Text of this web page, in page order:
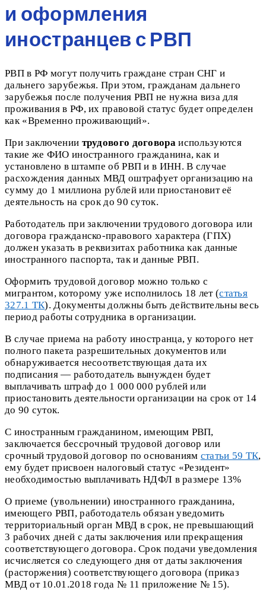
и оформления
иностранцев с РВП
РВП в РФ могут получить граждане стран СНГ и
дальнего зарубежья. При этом, гражданам дальнего
зарубежья после получения РВП не нужна виза для
проживания в РФ, их правовой статус будет определен
как «Временно проживающий».
При заключении трудового договораиспользуются
такие же ФИО иностранного гражданина, как и
установлено в штампе об РВП и в ИНН. В случае
расхождения данных МВД оштрафует организацию на
сумму до 1 миллиона рублей или приостановит её
деятельность на срок до 90 суток.
Работодатель при заключении трудового договора или
договора гражданско-правового характера (ГПХ)
должен указать в реквизитах работника как данные
иностранного паспорта, так и данные РВП.
Оформить трудовой договор можно только с
мигрантом, которому уже исполнилось 18 лет (статья
327.1 ТК). Документы должны быть действительны весь
период работы сотрудника в организации.
В случае приема на работу иностранца, у которого нет
полного пакета разрешительных документов или
обнаруживается несоответствующая дата их
подписания — работодатель вынужден будет
выплачивать штраф до 1 000 000 рублей или
приостановить деятельности организации на срок от 14
до 90 суток.
С иностранным гражданином, имеющим РВП,
заключается бессрочный трудовой договор или
срочный трудовой договор по основаниям статьи 59 ТК,
ему будет присвоен налоговый статус «Резидент»
необходимостью выплачивать НДФЛ в размере 13%
О приеме (увольнении) иностранного гражданина,
имеющего РВП, работодатель обязан уведомить
территориальный орган МВД в срок, не превышающий
3 рабочих дней с даты заключения или прекращения
соответствующего договора. Срок подачи уведомления
исчисляется со следующего дня от даты заключения
(расторжения) соответствующего договора (приказ
МВД от 10.01.2018 года № 11 приложение № 15).